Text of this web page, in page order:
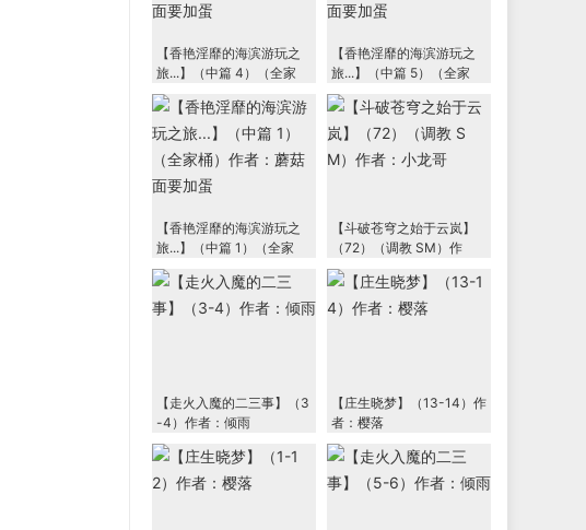
【香艳淫靡的海滨游玩之
旅...】（中篇 4）（全家
桶）作者：蘑菇面要加蛋
【香艳淫靡的海滨游玩之
旅...】（中篇 5）（全家
桶）作者：蘑菇面要加蛋
【香艳淫靡的海滨游玩之
旅...】（中篇 1）（全家
桶）作者：蘑菇面要加蛋
【斗破苍穹之始于云岚】
（72）（调教 SM）作
者：小龙哥
【走火入魔的二三事】（3
-4）作者：倾雨
【庄生晓梦】（13-14）作
者：樱落